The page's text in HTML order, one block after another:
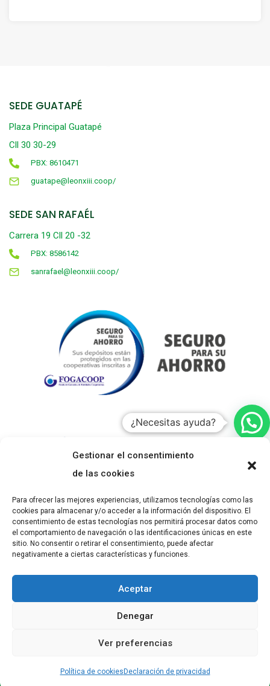
Gestionar el consentimiento
de las cookies
Para ofrecer las mejores experiencias, utilizamos tecnologías como las
cookies para almacenar y/o acceder a la información del dispositivo. El
consentimiento de estas tecnologías nos permitirá procesar datos como
el comportamiento de navegación o las identificaciones únicas en este
sitio. No consentir o retirar el consentimiento, puede afectar
negativamente a ciertas características y funciones.
Aceptar
Denegar
Ver preferencias
Política de cookies Declaración de privacidad
SEDE GUATAPÉ
Plaza Principal Guatapé
Cll 30 30-29
PBX: 8610471
guatape@leonxiii.coop/
SEDE SAN RAFAÉL
Carrera 19 Cll 20 -32
PBX: 8586142
sanrafael@leonxiii.coop/
Cooperativa León XIII
¿Necesitas ayuda?